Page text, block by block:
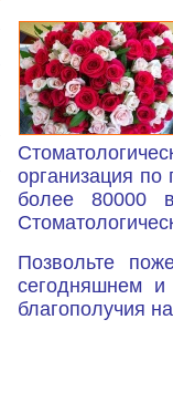
организация
более 80000
Позвольте
сегодняшнем
благополучия